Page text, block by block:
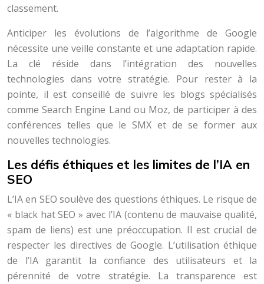
classement.
Anticiper les évolutions de l’algorithme de Google
nécessite une veille constante et une adaptation rapide.
La clé réside dans l’intégration des nouvelles
technologies dans votre stratégie. Pour rester à la
pointe, il est conseillé de suivre les blogs spécialisés
comme Search Engine Land ou Moz, de participer à des
conférences telles que le SMX et de se former aux
nouvelles technologies.
Les défis éthiques et les limites de l’IA en
SEO
L’IA en SEO soulève des questions éthiques. Le risque de
« black hat SEO » avec l’IA (contenu de mauvaise qualité,
spam de liens) est une préoccupation. Il est crucial de
respecter les directives de Google. L’utilisation éthique
de l’IA garantit la confiance des utilisateurs et la
pérennité de votre stratégie. La transparence est